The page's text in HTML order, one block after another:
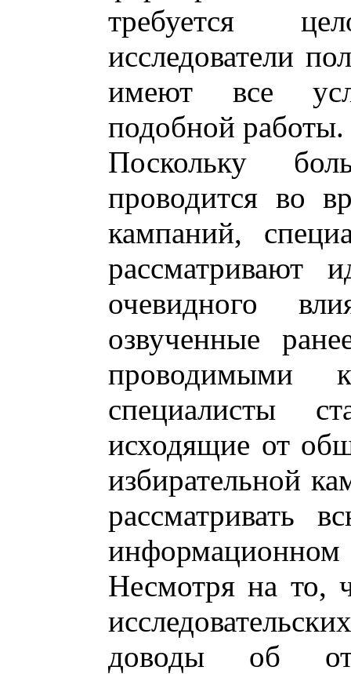
требуется
исследователи
имеют все
подобной работы.
Поскольку
проводится во
кампаний,
рассматривают
очевидного
озвученные
проводимыми
специалисты
исходящие от
избирательной
рассматривать
информационном
Несмотря на то,
доводы об